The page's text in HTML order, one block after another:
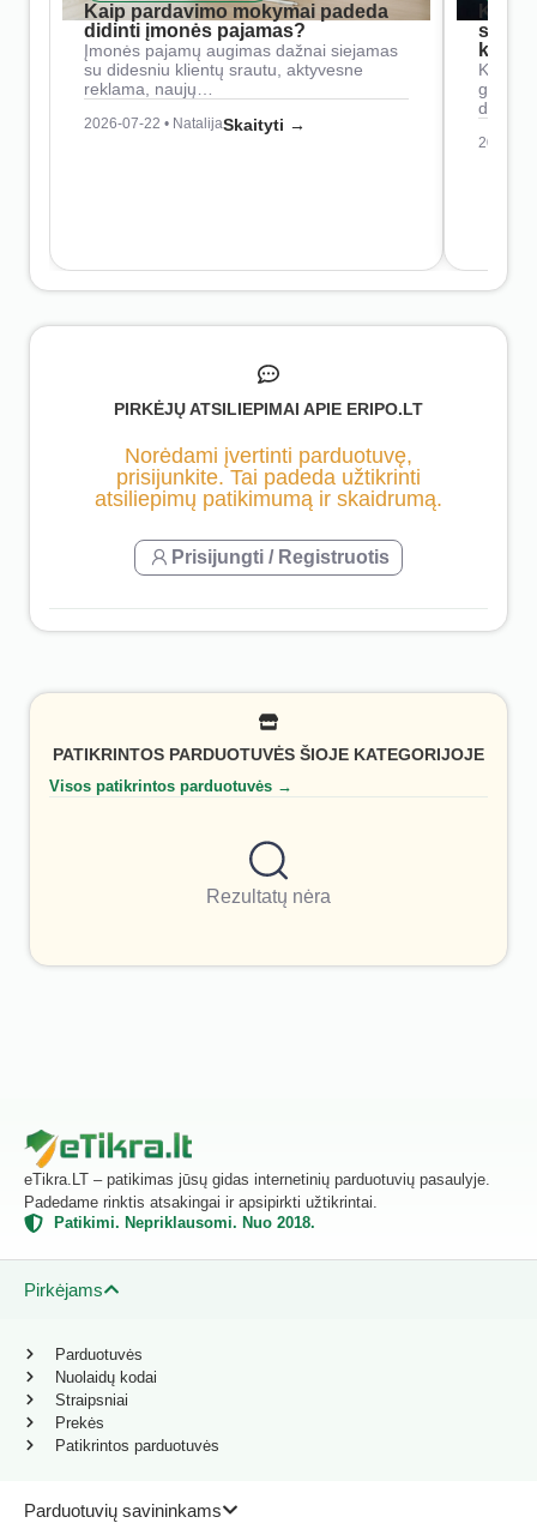
Kaip pardavimo mokymai padeda
didinti įmonės pajamas?
Įmonės pajamų augimas dažnai siejamas
su didesniu klientų srautu, aktyvesne
reklama, naujų…
2026-07-22 • NatalijaSkaityti →
Kaip
2026-
PIRKĖJŲ ATSILIEPIMAI APIE ERIPO.LT
Norėdami įvertinti parduotuvę,
prisijunkite. Tai padeda užtikrinti
atsiliepimų patikimumą ir skaidrumą.
Prisijungti / Registruotis
PATIKRINTOS PARDUOTUVĖS ŠIOJE KATEGORIJOJE
Visos patikrintos parduotuvės →
Rezultatų nėra
eTikra.LT – patikimas jūsų gidas internetinių parduotuvių pasaulyje.
Padedame rinktis atsakingai ir apsipirkti užtikrintai.
Patikimi. Nepriklausomi. Nuo 2018.
Pirkėjams
Parduotuvių savininkams
Parduotuvės
Nuolaidų kodai
Straipsniai
Prekės
Patikrintos parduotuvės